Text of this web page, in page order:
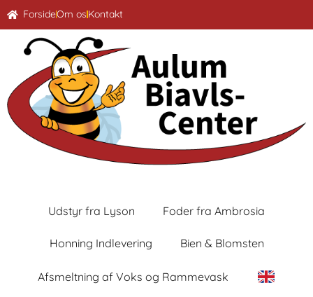
ForsideOm osKontakt
Udstyr fra Lyson Foder fra Ambrosia
Honning Indlevering Bien & Blomsten
Afsmeltning af Voks og Rammevask